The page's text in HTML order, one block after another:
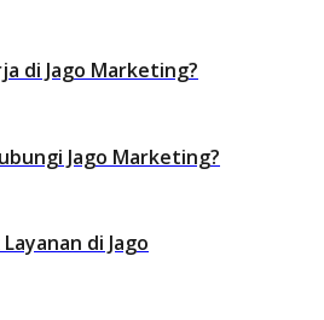
di Jago Marketing?
Jago Marketing?
di Jago